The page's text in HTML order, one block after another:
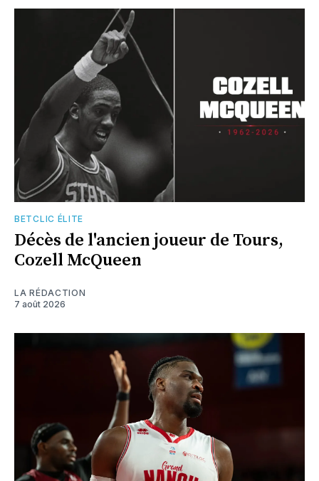
BETCLIC ÉLITE
Décès de l'ancien joueur de Tours,
Cozell McQueen
LA RÉDACTION
7 août 2026